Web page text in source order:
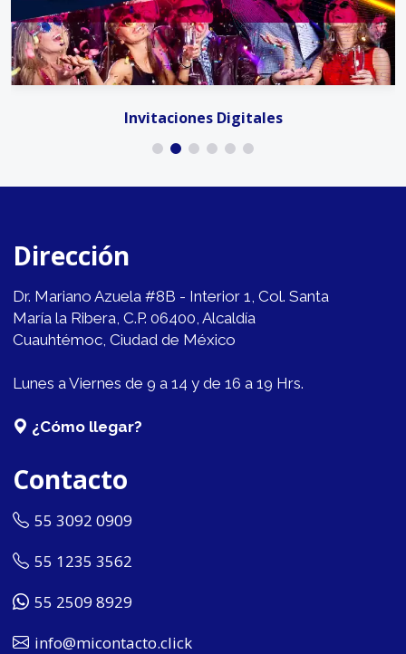
Invitaciones Digitales
Dirección
Dr. Mariano Azuela #8B - Interior 1, Col. Santa
María la Ribera, C.P. 06400, Alcaldía
Cuauhtémoc, Ciudad de México
Lunes a Viernes de 9 a 14 y de 16 a 19 Hrs.
¿Cómo llegar?
Contacto
55 3092 0909
55 1235 3562
55 2509 8929
info@micontacto.click